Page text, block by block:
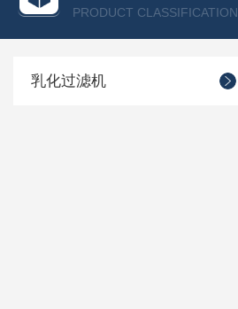
PRODUCT CLASSIFICATION
乳化过滤机